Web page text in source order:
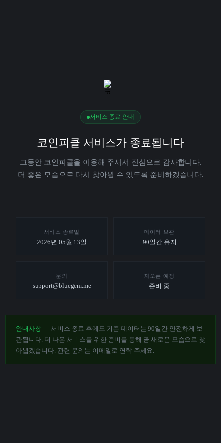
서비스 종료 안내
코인피클 서비스가 종료됩니다
그동안 코인피클을 이용해 주셔서 진심으로 감사합니다.
더 좋은 모습으로 다시 찾아뵐 수 있도록 준비하겠습니다.
서비스 종료일
2026년 05월 13일
데이터 보관
90일간 유지
문의
support@bluegem.me
재오픈 예정
준비 중
안내사항 — 서비스 종료 후에도 기존 데이터는 90일간 안전하게 보
관됩니다. 더 나은 서비스를 위한 준비를 통해 곧 새로운 모습으로 찾
아뵙겠습니다. 관련 문의는 이메일로 연락 주세요.